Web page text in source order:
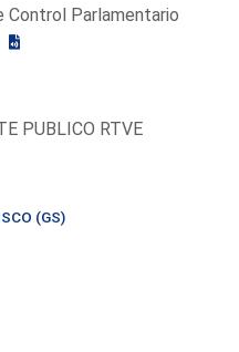
Control Parlamentario
PUBLICO RTVE
(GS)